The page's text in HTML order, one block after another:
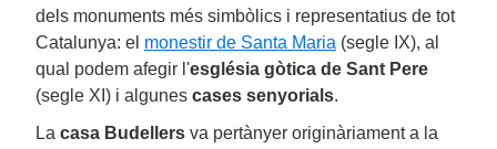
dels monuments més simbòlics i representatius de tot
Catalunya: el monestir de Santa Maria (segle IX), al
qual podem afegir l'església gòtica de Sant Pere
(segle XI) i algunes cases senyorials.
La casa Budellers va pertànyer originàriament a la